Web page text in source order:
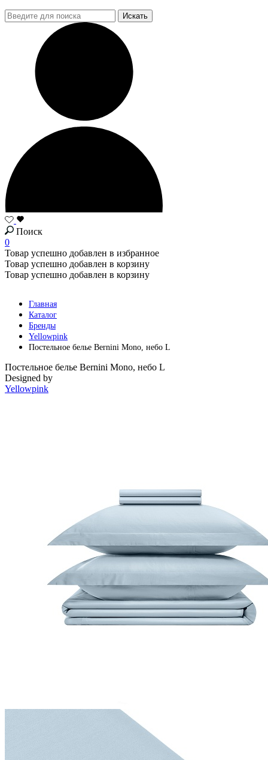
Поиск
0
Товар успешно добавлен в избранное
Товар успешно добавлен в корзину
Товар успешно добавлен в корзину
Главная
Каталог
Бренды
Yellowpink
Постельное белье Bernini Mono, небо L
Постельное белье Bernini Mono, небо L
Designed by
Yellowpink